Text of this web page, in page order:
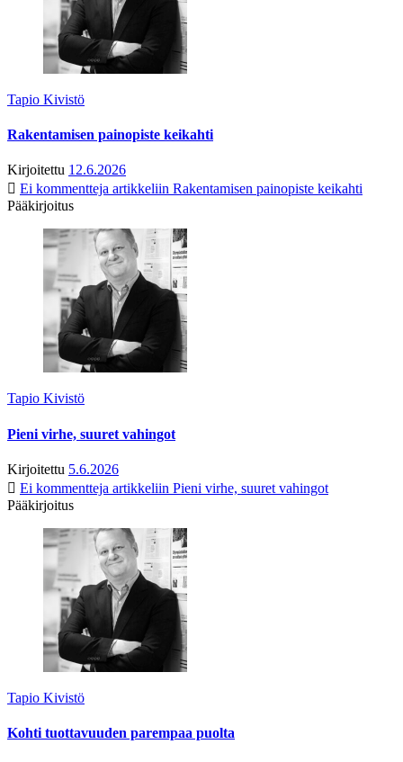
Tapio Kivistö
Rakentamisen painopiste keikahti
Kirjoitettu 12.6.2026
Ei kommentteja artikkeliin Rakentamisen painopiste keikahti
Pääkirjoitus
Tapio Kivistö
Pieni virhe, suuret vahingot
Kirjoitettu 5.6.2026
Ei kommentteja artikkeliin Pieni virhe, suuret vahingot
Pääkirjoitus
Tapio Kivistö
Kohti tuottavuuden parempaa puolta